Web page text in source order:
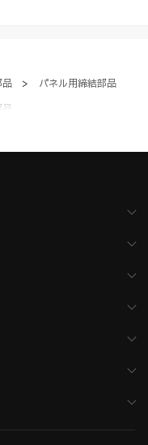
品 >
パネル用締結部品
吊金物 > フック